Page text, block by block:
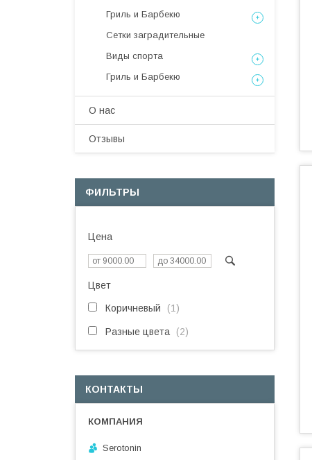
Гриль и Барбекю
Сетки заградительные
Виды спорта
Гриль и Барбекю
О нас
Отзывы
ФИЛЬТРЫ
Цена
Цвет
Коричневый 1
Разные цвета 2
КОНТАКТЫ
Serotonin